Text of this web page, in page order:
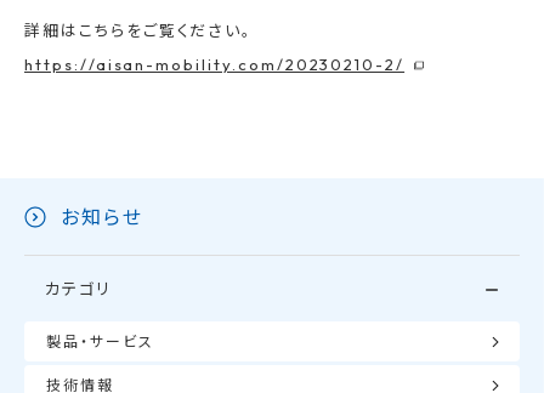
詳細はこちらをご覧ください。
https://aisan-mobility.com/20230210-2/
お知らせ
カテゴリ
製品・サービス
技術情報